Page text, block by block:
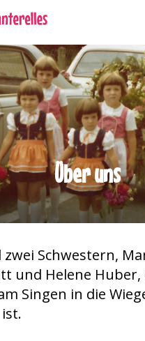
Über uns
zwei Schwestern,
und Helene Huber,
Singen in die